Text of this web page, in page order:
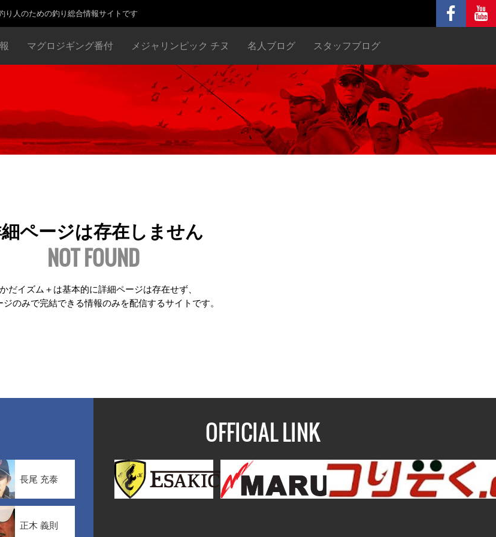
り人のための釣り総合情報サイトです
マグロジギング番付 メジャリンピック チヌ 名人ブログ スタッフブログ
ページは存在しません
NOT FOUND
だイズム＋は基本的に詳細ページは存在せず、
ジのみで完結できる情報のみを配信するサイトです。
長尾 充泰
正木 義則
OFFICIAL LINK